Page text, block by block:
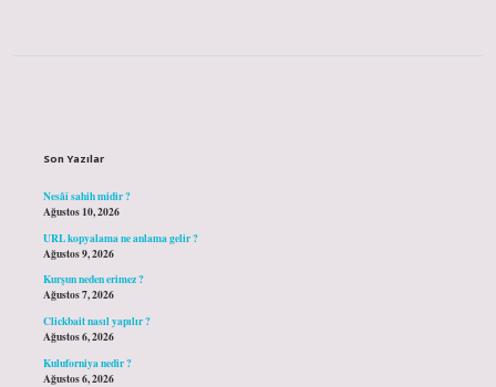
Son Yazılar
Nesâî sahih midir ?
Ağustos 10, 2026
URL kopyalama ne anlama gelir ?
Ağustos 9, 2026
Kurşun neden erimez ?
Ağustos 7, 2026
Clickbait nasıl yapılır ?
Ağustos 6, 2026
Kuluforniya nedir ?
Ağustos 6, 2026